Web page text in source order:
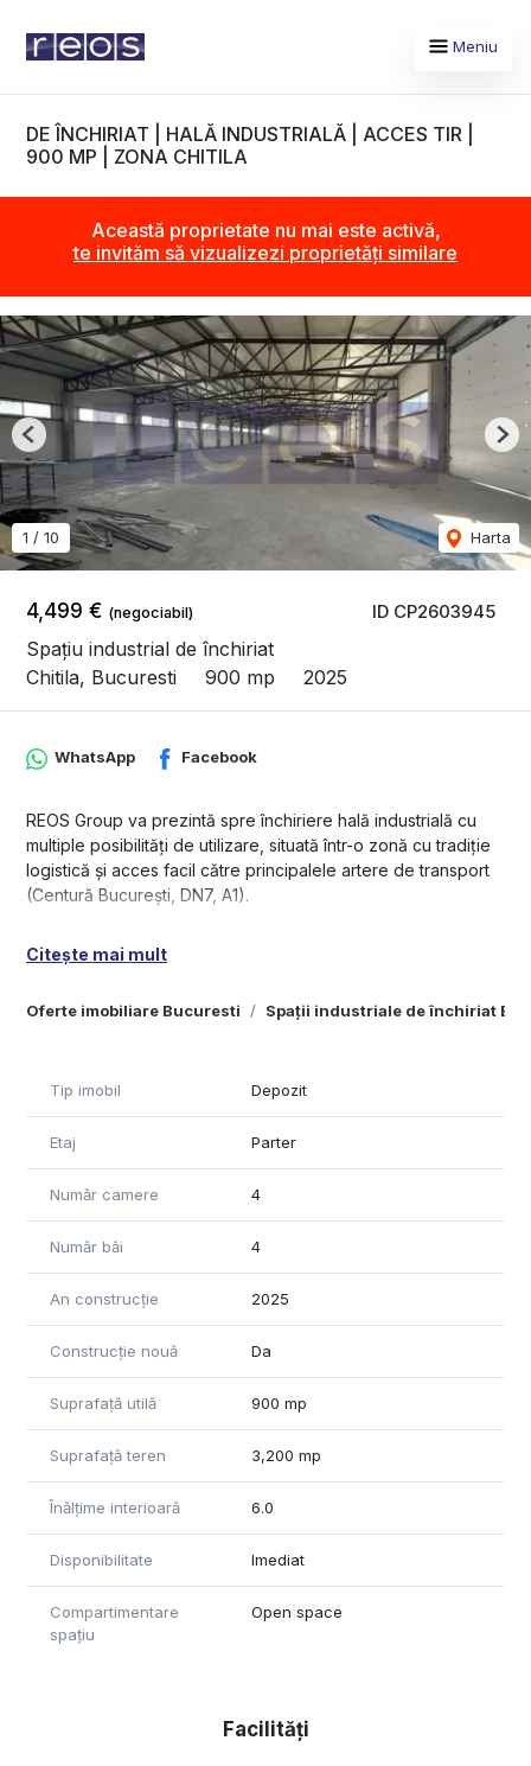
Meniu
DE ÎNCHIRIAT | HALĂ INDUSTRIALĂ | ACCES TIR |
900 MP | ZONA CHITILA
Această proprietate nu mai este activă,
te invităm să vizualizezi proprietăți similare
ID CP2603945
4,499 € (negociabil)
Spațiu industrial de închiriat
Chitila, Bucuresti
900 mp 2025
1 / 10 Harta
Previous
Oferte imobiliare Bucuresti Spații industriale de închiriat
WhatsApp Facebook
REOS Group va prezintă spre închiriere hală industrială cu
multiple posibilități de utilizare, situată într-o zonă cu tradiție
logistică și acces facil către principalele artere de transport
(Centură București, DN7, A1).
alți operatori logistici/import-export
containere, depozitare exterioară, extindere)
Posibilități de compartimentare
Depozitare/logistică
Fleet hub / curierat / firmă transport
Inaltime libera de 6 METRI.
Pentru mai multe detalii și programarea unei vizionari,nu
ezitați să mă contactați.
Citește mai mult
Tip imobil Depozit
Etaj Parter
Număr camere 4
Număr băi 4
An construcție 2025
Construcție nouă Da
Suprafață utilă 900 mp
Suprafață teren 3,200 mp
Înălțime interioară 6.0
Disponibilitate Imediat
Compartimentare
spațiu
Open space
Facilități